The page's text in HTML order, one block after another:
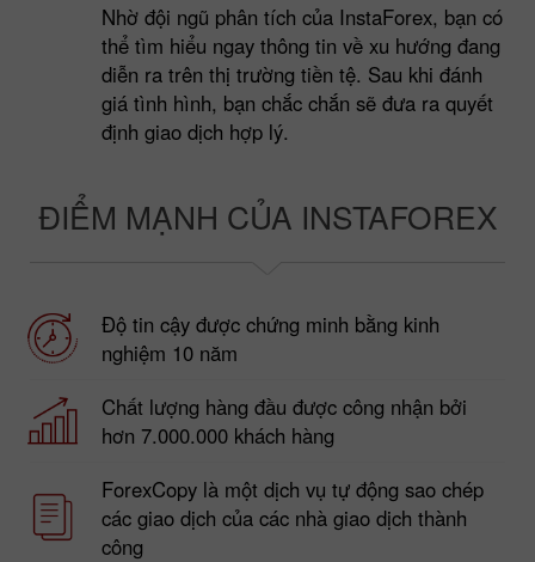
Nhờ đội ngũ phân tích của InstaForex, bạn có
thể tìm hiểu ngay thông tin về xu hướng đang
diễn ra trên thị trường tiền tệ. Sau khi đánh
giá tình hình, bạn chắc chắn sẽ đưa ra quyết
định giao dịch hợp lý.
ĐIỂM MẠNH CỦA INSTAFOREX
Độ tin cậy được chứng minh bằng kinh
nghiệm 10 năm
Chất lượng hàng đầu được công nhận bởi
hơn 7.000.000 khách hàng
ForexCopy là một dịch vụ tự động sao chép
các giao dịch của các nhà giao dịch thành
công